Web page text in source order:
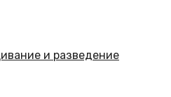
и разведение